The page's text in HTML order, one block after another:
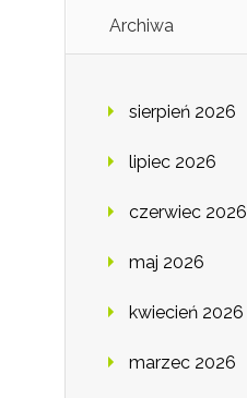
Archiwa
sierpień 2026
lipiec 2026
czerwiec 2026
maj 2026
kwiecień 2026
marzec 2026